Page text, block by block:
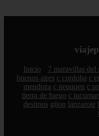
Inicio 7 maravillas del
buenos aires c cordoba c
mendoza c neuquen c
tierra de fuego c tucuman
destinos gijon lanzarote